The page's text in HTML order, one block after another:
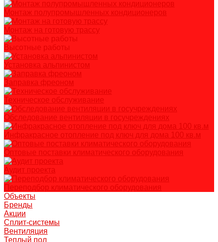
Монтаж полупромышленных кондиционеров
Монтаж на готовую трассу
Высотные работы
Установка альпинистом
Заправка фреоном
Техническое обслуживание
Обследование вентиляции в госучреждениях
Инфракрасное отопление под ключ для дома 100 кв.м
Оптовые поставки климатического оборудования
Аудит проекта
Переподбор климатического оборудования
Объекты
Бренды
Акции
Сплит-системы
Вентиляция
Теплый пол